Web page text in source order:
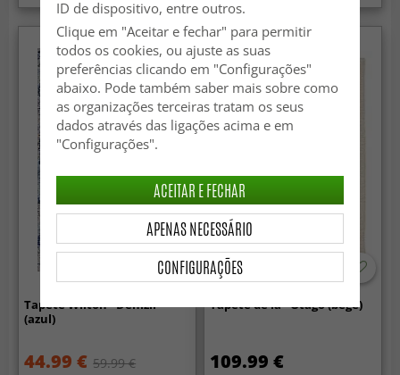
Tapete Wilton - Denizli
(azul)
44.99 € 59.99 €
Tapete de lã - Otago (bege)
109.99 €
ID de dispositivo, entre outros.
Clique em "Aceitar e fechar" para permitir
todos os cookies, ou ajuste as suas
preferências clicando em "Configurações"
abaixo. Pode também saber mais sobre como
as organizações terceiras tratam os seus
dados através das ligações acima e em
"Configurações".
CONFIGURAÇÕES
APENAS NECESSÁRIO
ACEITAR E FECHAR